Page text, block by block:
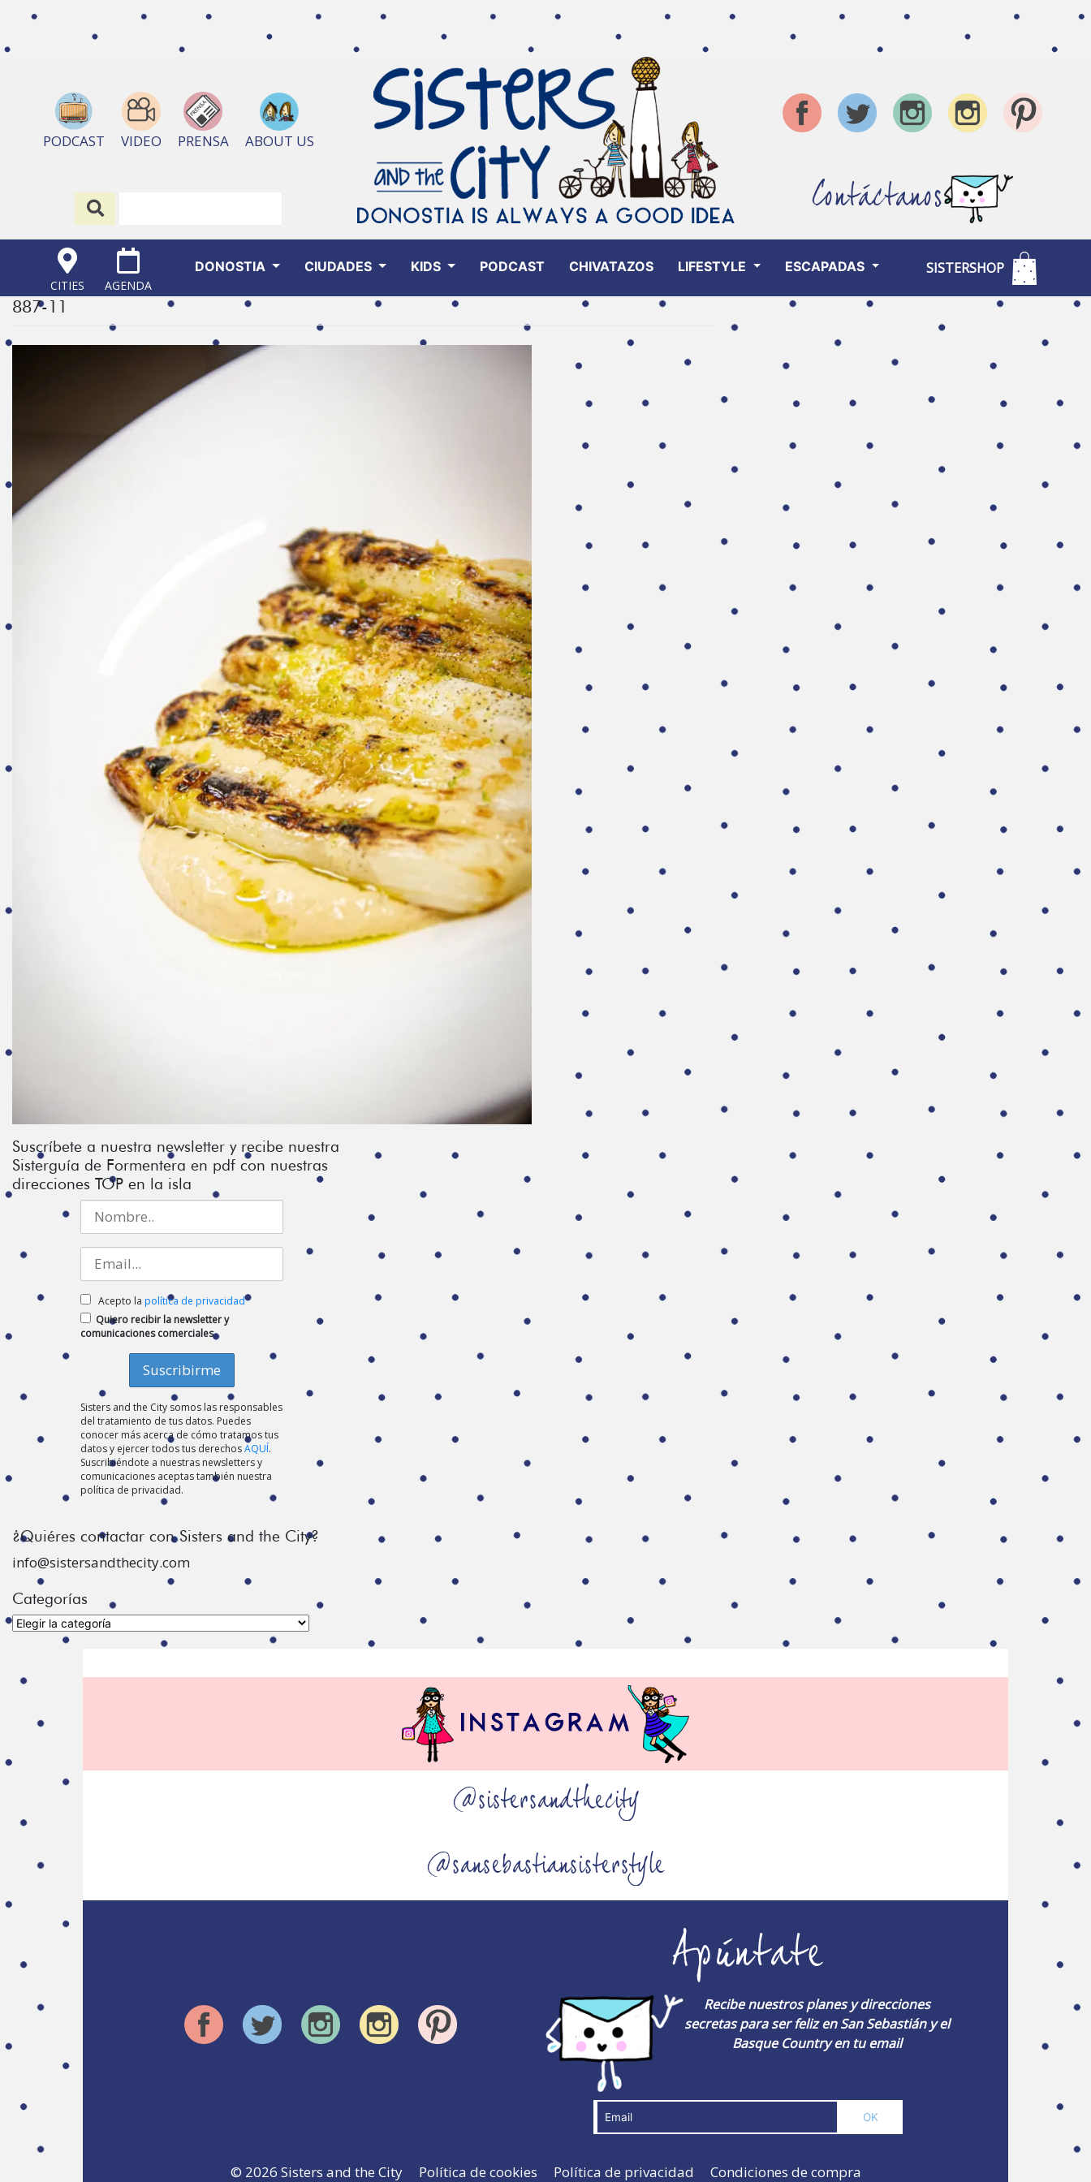
PODCAST VIDEO PRENSA ABOUT US
Contáctanos
CITIES AGENDA
DONOSTIA CIUDADES KIDS PODCAST CHIVATAZOS LIFESTYLE ESCAPADAS SISTERSHOP
887-11
Suscríbete a nuestra newsletter y recibe nuestra
Sisterguía de Formentera en pdf con nuestras
direcciones TOP en la isla
Acepto la política de privacidad
Quiero recibir la newsletter y
comunicaciones comerciales
Sisters and the City somos las responsables
del tratamiento de tus datos. Puedes
conocer más acerca de cómo tratamos tus
datos y ejercer todos tus derechosAQUÍ.
Suscribiéndote a nuestras newsletters y
comunicaciones aceptas también nuestra
política de privacidad.
¿Quiéres contactar con Sisters and the City?
info@sistersandthecity.com
Categorías
Categorías
@sistersandthecity
@sansebastiansisterstyle
Apúntate
Recibe nuestros planes y direcciones
secretas para ser feliz en San Sebastián y el
Basque Country en tu email
© 2026 Sisters and the City Política de cookies Política de privacidad Condiciones de compra